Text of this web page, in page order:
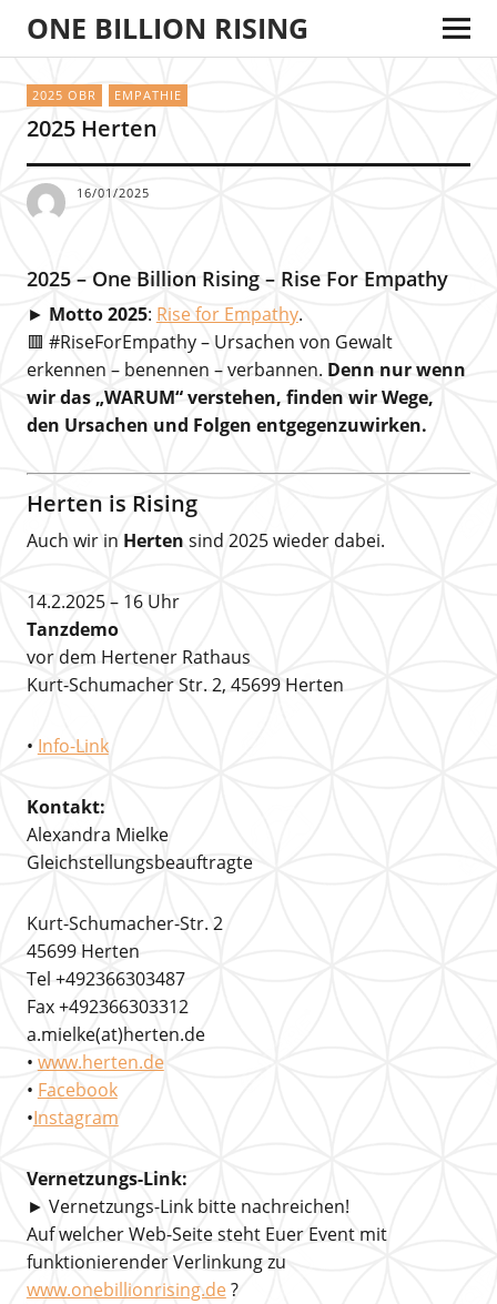
ONE BILLION RISING
2025 OBR EMPATHIE
2025 Herten
16/01/2025
2025 – One Billion Rising – Rise For Empathy
► Motto 2025: Rise for Empathy.
🟥 #RiseForEmpathy – Ursachen von Gewalt
erkennen – benennen – verbannen. Denn nur wenn
wir das „WARUM“ verstehen, finden wir Wege,
den Ursachen und Folgen entgegenzuwirken.
Herten is Rising
Auch wir in Herten sind 2025 wieder dabei.
14.2.2025 – 16 Uhr
Tanzdemo
vor dem Hertener Rathaus
Kurt-Schumacher Str. 2, 45699 Herten
• Info-Link
Kontakt:
Alexandra Mielke
Gleichstellungsbeauftragte
Kurt-Schumacher-Str. 2
45699 Herten
Tel +492366303487
Fax +492366303312
a.mielke(at)herten.de
• www.herten.de
• Facebook
•Instagram
Vernetzungs-Link:
► Vernetzungs-Link bitte nachreichen!
Auf welcher Web-Seite steht Euer Event mit
funktionierender Verlinkung zu
www.onebillionrising.de ?